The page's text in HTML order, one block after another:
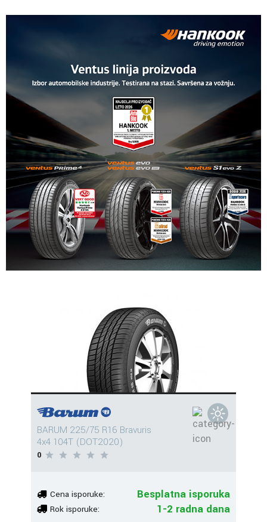
BARUM 225/75 R16 Bravuris
4x4 104T (DOT2020)
0
Cena isporuke: Besplatna isporuka
Rok isporuke: 1-2 radna dana